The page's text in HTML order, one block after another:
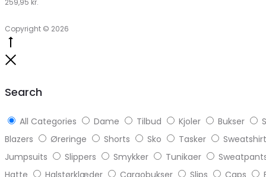
Klædeskabet.dk
259,95 kr.
Copyright © 2026
Search
All Categories Dame Tilbud Kjoler Bukser
Blazers
Øreringe Shorts Sko Tasker
Jumpsuits
Slippers Smykker Tunikaer
Hatte
Halstørklæder Cargobukser Slips Caps